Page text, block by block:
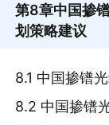
第8章中国掺
划策略建议
8.1 中国掺镨
8.2 中国掺镨